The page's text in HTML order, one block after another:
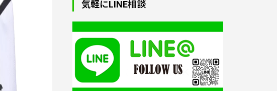
気軽にLINE相談地からプリント・縫製
オリジナル・パソコンケ
ース（ラップトップバッ
グ）｜1個から制作
オリジナル湯たんぽ｜1